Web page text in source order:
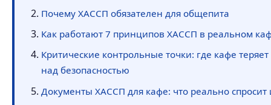
Почему ХАССП обязателен для общепита
Как работают 7 принципов ХАССП в реальном
Критические контрольные точки: где кафе
над безопасностью
Документы ХАССП для кафе: что реально спросит